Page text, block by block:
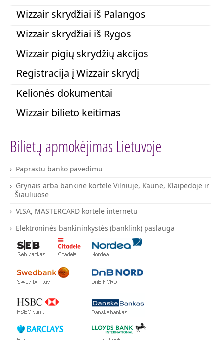
Wizzair skrydžiai iš Palangos
Wizzair skrydžiai iš Rygos
Wizzair pigių skrydžių akcijos
Registracija į Wizzair skrydį
Kelionės dokumentai
Wizzair bilieto keitimas
Bilietų apmokėjimas Lietuvoje
Paprastu banko pavedimu
Grynais arba bankine kortele Vilniuje, Kaune, Klaipėdoje ir
Šiauliuose
VISA, MASTERCARD kortele internetu
Elektroninės bankininkystės (banklink) paslauga